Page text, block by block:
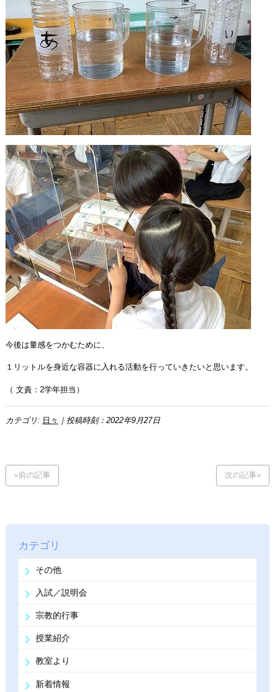
今後は量感をつかむために、
１リットルを身近な容器に入れる活動を行っていきたいと思います。
（ 文責：2学年担当）
カテゴリ: 日々 ｜投稿時刻：2022年9月27日
«前の記事 次の記事»
カテゴリ
その他
入試／説明会
宗教的行事
授業紹介
教室より
新着情報